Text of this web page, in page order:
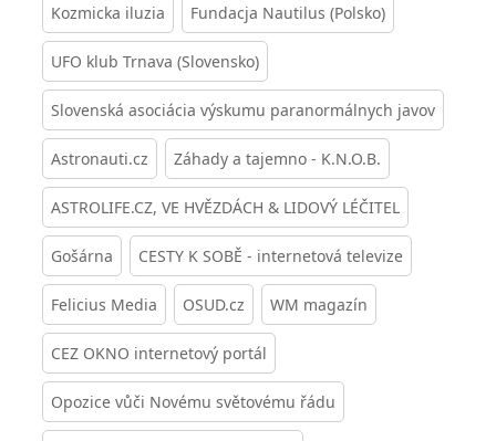
Kozmicka iluzia Fundacja Nautilus (Polsko)
UFO klub Trnava (Slovensko)
Slovenská asociácia výskumu paranormálnych javov
Astronauti.cz Záhady a tajemno - K.N.O.B.
ASTROLIFE.CZ, VE HVĚZDÁCH & LIDOVÝ LÉČITEL
Gošárna CESTY K SOBĚ - internetová televize
Felicius Media OSUD.cz WM magazín
CEZ OKNO internetový portál
Opozice vůči Novému světovému řádu